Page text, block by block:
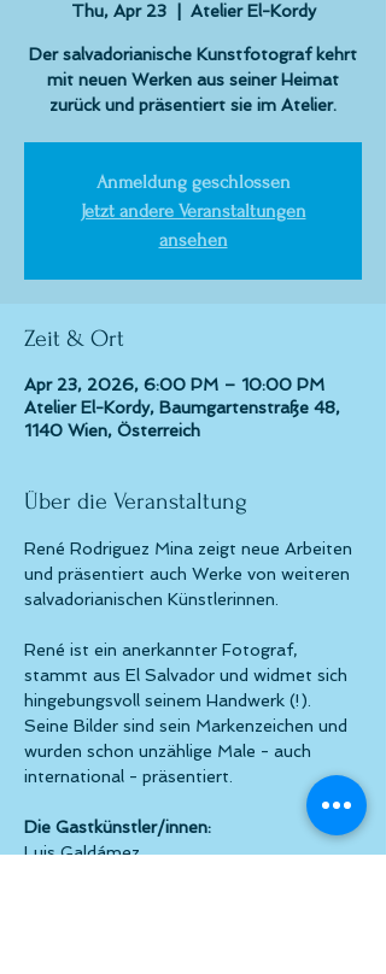
Thu, Apr 23
  |
Atelier El-Kordy
Der salvadorianische Kunstfotograf kehrt
mit neuen Werken aus seiner Heimat
zurück und präsentiert sie im Atelier.
Anmeldung geschlossen
Jetzt andere Veranstaltungen
ansehen
Zeit & Ort
Apr 23, 2026, 6:00 PM – 10:00 PM
Atelier El-Kordy, Baumgartenstraße 48,
1140 Wien, Österreich
Über die Veranstaltung
René Rodriguez Mina zeigt neue Arbeiten
und präsentiert auch Werke von weiteren
salvadorianischen Künstlerinnen.
René ist ein anerkannter Fotograf,
stammt aus El Salvador und widmet sich
hingebungsvoll seinem Handwerk (!).
Seine Bilder sind sein Markenzeichen und
wurden schon unzählige Male - auch
international - präsentiert.
Die Gastkünstler/innen:
Luis Galdámez